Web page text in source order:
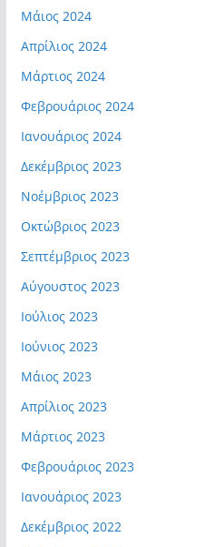
Μάιος 2024
Απρίλιος 2024
Μάρτιος 2024
Φεβρουάριος 2024
Ιανουάριος 2024
Δεκέμβριος 2023
Νοέμβριος 2023
Οκτώβριος 2023
Σεπτέμβριος 2023
Αύγουστος 2023
Ιούλιος 2023
Ιούνιος 2023
Μάιος 2023
Απρίλιος 2023
Μάρτιος 2023
Φεβρουάριος 2023
Ιανουάριος 2023
Δεκέμβριος 2022